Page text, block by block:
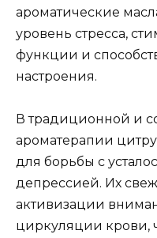
ароматические
уровень стресса,
функции и
настроения.
В традиционной и
ароматерапии
для борьбы с
депрессией. Их
активизации
циркуляции крови,